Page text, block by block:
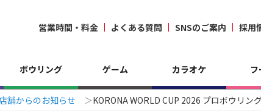
営業時間・料金 よくある質問 SNSのご案内 採用
ボウリング ゲーム カラオケ フ
舗からのお知らせ KORONA WORLD CUP 2026 プロボウリン